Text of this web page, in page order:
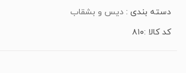
دسته بندی : دیس و بشقاب
کد کالا :۸۱۰